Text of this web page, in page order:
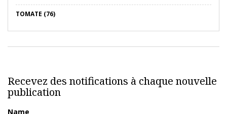
TOMATE (76)
Recevez des notifications à chaque nouvelle
publication
Name